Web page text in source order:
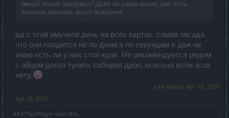
умный такое придумал? Даже не начав акцию, уже есть
желание влепить минус пожирнее.
да с этой имункой дичь на всех картах, самая засада
что они плодятся не по дням а по секундам и даж не
знаю есть ли у них стоп кран. Не рекомендуется рядом
с яйцом долго тупить собирая дроп, есесьна если эсок
нету.
Last edited: Apr 10, 2020
Apr 10, 2020
AK47TestPlayer likes this.